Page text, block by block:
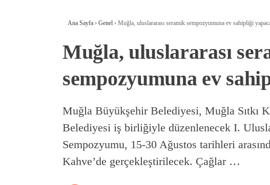
Ana Sayfa › Genel › Muğla, uluslararası seramik sempozyumuna ev sahipliği
Muğla, uluslararası
sempozyumuna ev
Muğla Büyükşehir Belediyesi, Muğla Sıtkı
Belediyesi iş birliğiyle düzenlenecek I.
Sempozyumu, 15-30 Ağustos tarihleri
Kahve’de gerçekleştirilecek. Çağlar …